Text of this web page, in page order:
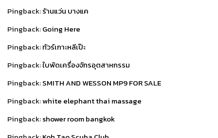
Pingback:ร้านแว่น บางแค
Pingback:Going Here
Pingback:ทัวร์เกาะหลีเป๊ะ
Pingback:ใบพัดเครื่องจักรอุตสาหกรรม
Pingback:SMITH AND WESSON MP9 FOR SALE
Pingback:white elephant thai massage
Pingback:shower room bangkok